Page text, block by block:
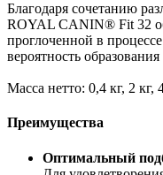
Благодаря сочетанию
ROYAL CANIN® Fit 32
проглоченной в
вероятность
Масса нетто: 0,4 кг, 2 кг,
Преимущества
Оптимальный